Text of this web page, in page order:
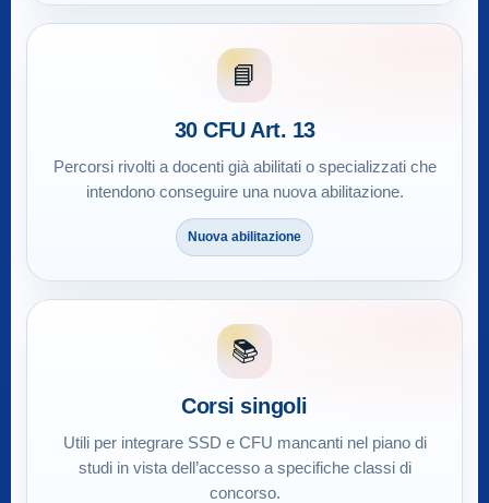
📘
30 CFU Art. 13
Percorsi rivolti a docenti già abilitati o specializzati che
intendono conseguire una nuova abilitazione.
Nuova abilitazione
📚
Corsi singoli
Utili per integrare SSD e CFU mancanti nel piano di
studi in vista dell’accesso a specifiche classi di
concorso.